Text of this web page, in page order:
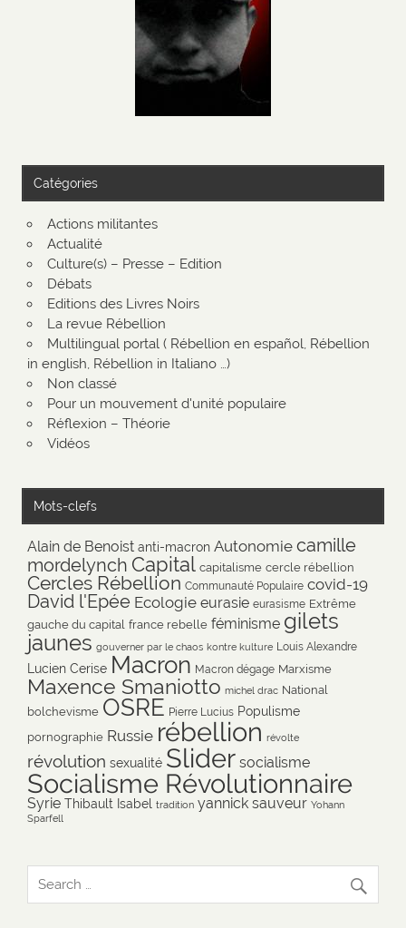
Catégories
Actions militantes
Actualité
Culture(s) – Presse – Edition
Débats
Editions des Livres Noirs
La revue Rébellion
Multilingual portal ( Rébellion en español, Rébellion
in english, Rébellion in Italiano …)
Non classé
Pour un mouvement d'unité populaire
Réflexion – Théorie
Vidéos
Mots-clefs
Alain de Benoist anti-macron Autonomie camille
mordelynch Capital capitalisme cercle rébellion
Cercles Rébellion Communauté Populaire covid-19
David l'Epée Ecologie eurasie eurasisme Extrême
gauche du capital france rebelle féminisme gilets
jaunes gouverner par le chaos kontre kulture Louis Alexandre
Lucien Cerise Macron Macron dégage Marxisme
Maxence Smaniotto michel drac National
bolchevisme OSRE Pierre Lucius Populisme
pornographie Russie rébellion révolte
révolution sexualité Slider socialisme
Socialisme Révolutionnaire
Syrie Thibault Isabel tradition yannick sauveur Yohann
Sparfell